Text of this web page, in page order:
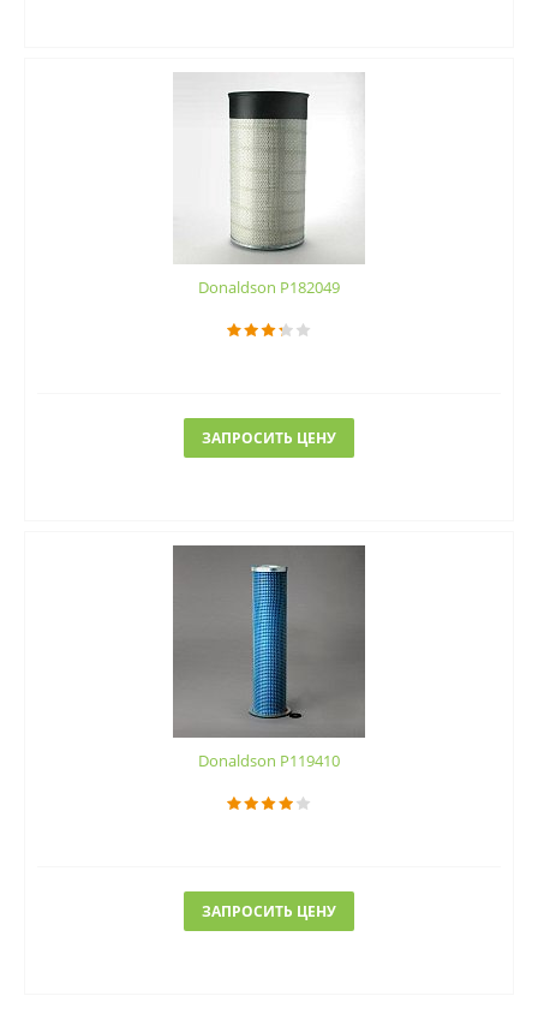
Donaldson P182049
ЗАПРОСИТЬ ЦЕНУ
Donaldson P119410
ЗАПРОСИТЬ ЦЕНУ